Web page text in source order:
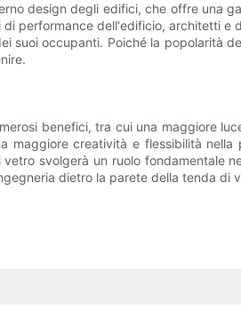
design degli edifici, che offre una
performance dell'edificio, architetti
suoi occupanti. Poiché la popolarità
benefici, tra cui una maggiore
creatività e flessibilità
svolgerà un ruolo fondamentale
dietro la parete della tenda di